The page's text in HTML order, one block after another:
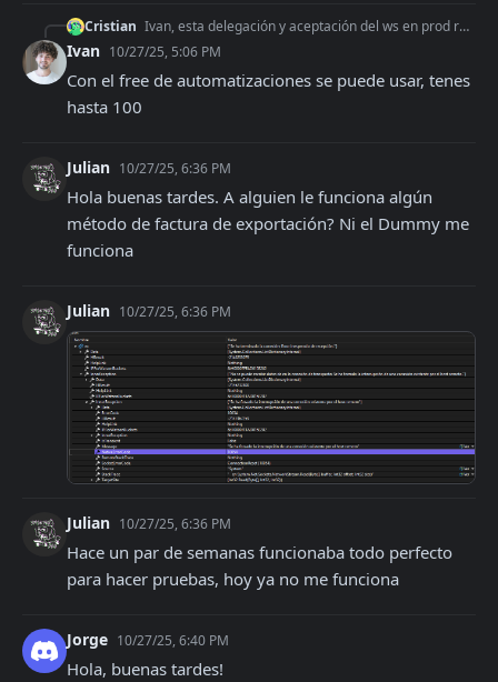
Cristian Ivan, esta delegación y aceptación del ws en prod requiere un plan de pago y además un plan de pago en automatizaciones? O solo con un plan de pago + el free de
Ivan 10/27/25, 5:06 PM
Con el free de automatizaciones se puede usar, tenes
hasta 100
Julian 10/27/25, 6:36 PM
Hola buenas tardes. A alguien le funciona algún
método de factura de exportación? Ni el Dummy me
funciona
Julian 10/27/25, 6:36 PM
Julian 10/27/25, 6:36 PM
Hace un par de semanas funcionaba todo perfecto
para hacer pruebas, hoy ya no me funciona
Jorge 10/27/25, 6:40 PM
Hola, buenas tardes!